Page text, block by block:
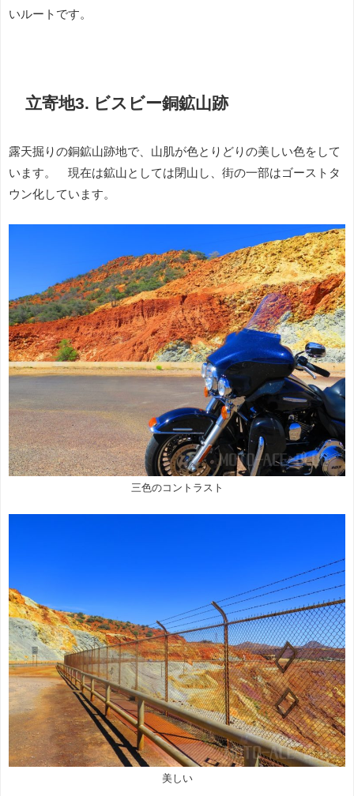
いルートです。
立寄地3. ビスビー銅鉱山跡
露天掘りの銅鉱山跡地で、山肌が色とりどりの美しい色をして
います。 現在は鉱山としては閉山し、街の一部はゴーストタ
ウン化しています。
三色のコントラスト
美しい